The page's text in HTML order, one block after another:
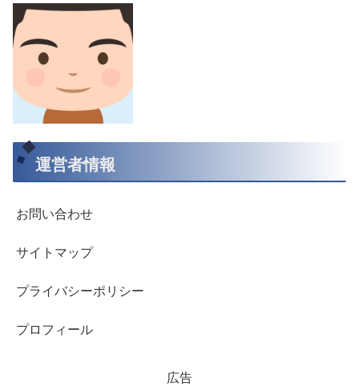
運営者情報
お問い合わせ
サイトマップ
プライバシーポリシー
プロフィール
広告